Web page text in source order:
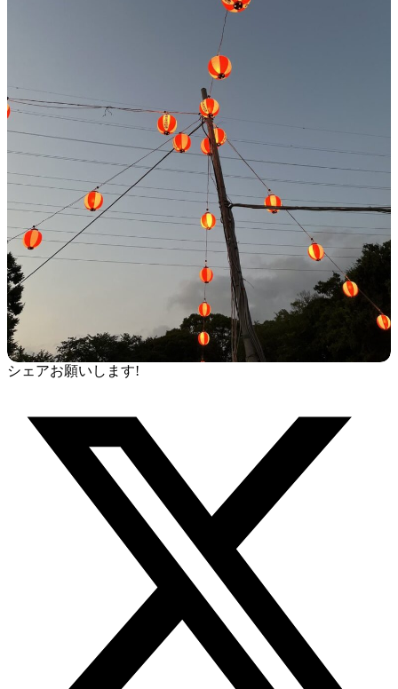
シェアお願いします!